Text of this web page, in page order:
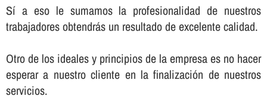
Sí­ a eso le sumamos la profesionalidad de nuestros
trabajadores obtendrás un resultado de excelente calidad.
Otro de los ideales y principios de la empresa es no hacer
esperar a nuestro cliente en la finalización de nuestros
servicios.